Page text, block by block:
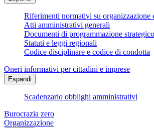
Riferimenti normativi su organizzazione
Atti amministrativi generali
Documenti di programmazione
Statuti e leggi regionali
Codice disciplinare e codice di condotta
Oneri informativi per cittadini e imprese
Espandi
Scadenzario obblighi amministrativi
Burocrazia zero
Organizzazione